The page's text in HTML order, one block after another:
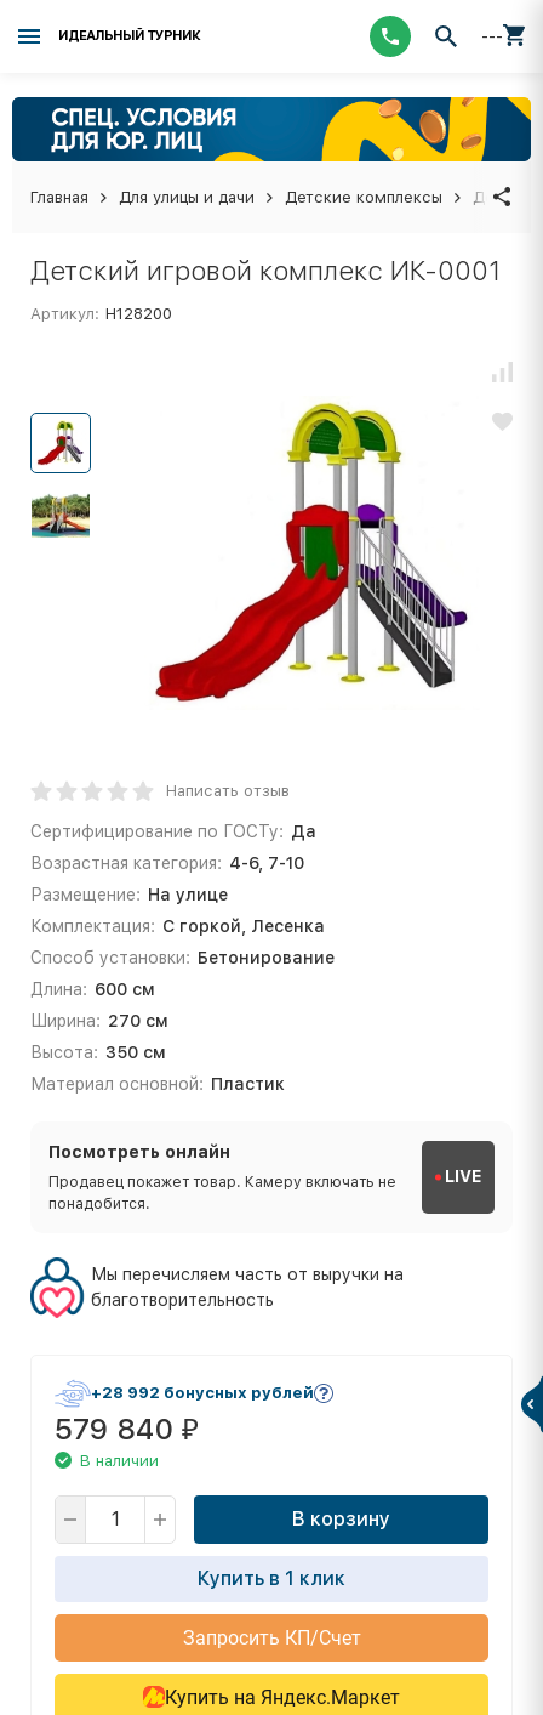
ИДЕАЛЬНЫЙ ТУРНИК ---
Главная Для улицы и дачи Детские комплексы
Детский игровой комплекс ИК-0001
Артикул: Н128200
Написать отзыв
Сертифицирование по ГОСТу: Да
Возрастная категория: 4-6, 7-10
Размещение: На улице
Комплектация: С горкой, Лесенка
Способ установки: Бетонирование
Длина: 600 см
Ширина: 270 см
Высота: 350 см
Материал основной: Пластик
Посмотреть онлайн
Продавец покажет товар. Камеру включать не
понадобится.
LIVE
Мы перечисляем часть от выручки на
благотворительность
+28 992 бонусных рублей
579 840 ₽
В наличии
В корзину
Купить в 1 клик
Запросить КП/Счет
Купить на Яндекс.Маркет